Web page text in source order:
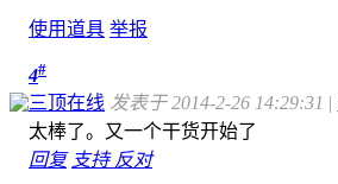
使用道具 举报
4#
三顶在线 发表于 2014-2-26 14:29:31 |
太棒了。又一个干货开始了
回复 支持 反对